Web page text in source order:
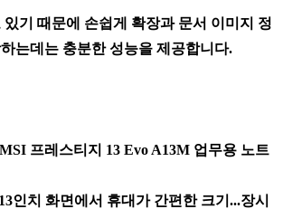
있기 때문에 손쉽게 확장과 문서 이미지 정
는데는 충분한 성능을 제공합니다.
프레스티지 13 Evo A13M 업무용 노트
인치 화면에서 휴대가 간편한 크기...장시